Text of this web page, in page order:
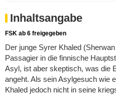
Inhaltsangabe
FSK ab 6 freigegeben
Der junge Syrer Khaled
Passagier in die finnische
Asyl, ist aber skeptisch, was die
angeht. Als sein Asylgesuch wie
Khaled jedoch nicht in seine